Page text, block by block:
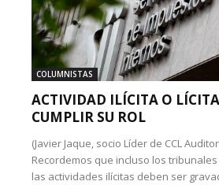
COLUMNISTAS
ACTIVIDAD ILÍCITA O
CUMPLIR SU ROL
(Javier Jaque, socio Líder de CCL
Recordemos que incluso los
las actividades ilícitas deben ser